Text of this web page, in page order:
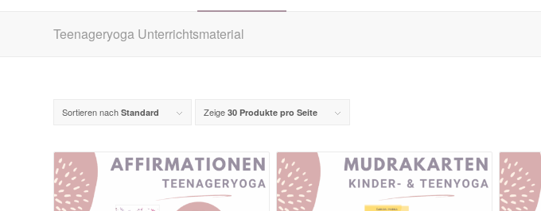
Teenageryoga Unterrichtsmaterial
Sortieren nach Standard Zeige 30 Produkte pro Seite